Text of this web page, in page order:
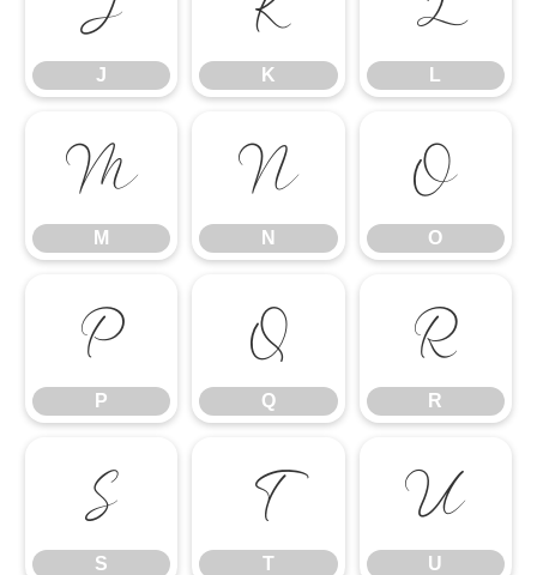
J K L
M
M
N
N
O
O
P
P
Q
Q
R
R
S
S
T
T
U
U